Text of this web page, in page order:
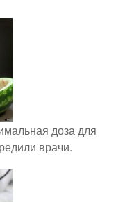
доза для
врачи.